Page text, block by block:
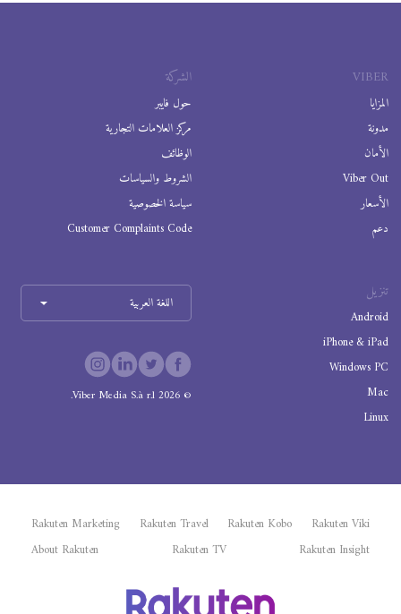
VIBER
المزايا
مدونة
الأمان
Viber Out
الأسعار
دعم
الشركة
حول فايبر
مركز العلامات التجارية
الوظائف
الشروط والسياسات
سياسة الخصوصية
Customer Complaints Code
تنزيل
Android
iPhone & iPad
Windows PC
Mac
Linux
اللغة العربية
©
2026
Viber Media S.à r.l.
Rakuten Viki
Rakuten Kobo
Rakuten Travel
Rakuten Marketing
Rakuten Insight
Rakuten TV
About Rakuten